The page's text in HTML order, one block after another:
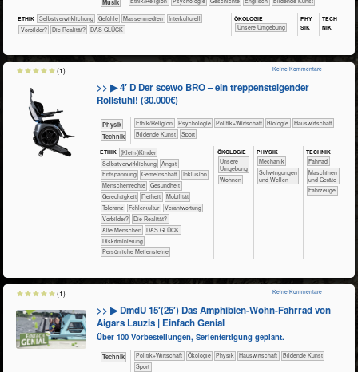
Musik
ETHIK ​​​​​​​​​​​​​​​​​​​​​​​​​​​​​​​​​​​​​​​​Selbst­verwirklichung ​​​​​​​​​​​​​​​Gefühle ​​​​​​​​​Massenmedien
​​​​​​​​Interkulturell
​​Vorbilder?
​Die Realität? DAS GLÜCK
ÖKO​LOGIE
​​​​​​​​​​​​​Unsere Umgebung
PHY​
SIK
TECH​
NIK
>> ▶ 4′ D Der scewo BRO – ein treppensteigender
Rollstuhl! (30.000€)
​​​​​​Physik
​Technik
​​​​​​​​​​Ethik/​Religion ​​​​​​​​​​Psychologie ​​​​​​​​​Politik+​Wirtschaft ​​​​​​​Biologie
​Haus­wirtschaft
Bildende Kunst
Sport
ETHIK (Klein-)Kinder
​​​​​​​​​​​​​​​​​​​​​​​​​​​​​​​​​​​​​​​​Selbst­verwirklichung
​​​​​​​​​​​​​Angst
​​​​​​​​​​​​​Entspannung
​​​​​​​​​​Gemeinschaft
​​​​​​​​Inklusion
​​​​​​​Menschenrechte
​​​​​​Gesundheit
​​​​Gerechtigkeit
​​​Freiheit
​​​Mobilität
​​​Toleranz
​​Fehlerkultur
​​Verantwortung
​​Vorbilder?
​Die Realität?
Alte Menschen
DAS GLÜCK
Diskriminierung
Persönliche Meilensteine
ÖKO​LOGIE
​​​​​​​​​​​​​Unsere
Umgebung
​​​​Wohnen
PHY​SIK
​​​Mechanik
​Schwingungen
und Wellen
TECH​NIK
​​​​​​​Fahrrad
​​​​Maschinen
und Geräte
​Fahrzeuge
Keine Kommentare
(1)
>> ▶ DmdU 15′(25′) Das Amphibien-Wohn-Fahrrad von
Aigars Lauzis | Einfach Genial
Über 100 Vorbestellungen, Serienfertigung geplant.
​Technik ​​​​​​​​​Politik+​Wirtschaft ​​​​​​​​Ökologie ​​​​​​​Physik ​Haus­wirtschaft
Bildende Kunst
Sport
Keine Kommentare
(1)